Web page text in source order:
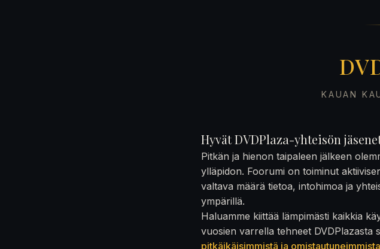
KAUAN
Hyvät DVDPlaza-yhteisön
Pitkän ja hienon taipaleen jälkeen
ylläpidon. Foorumi on toiminut
valtava määrä tietoa, intohimoa ja
ympärillä.
Haluamme kiittää lämpimästi kaikkia
vuosien varrella tehneet
pitkäikäisimmistä ja